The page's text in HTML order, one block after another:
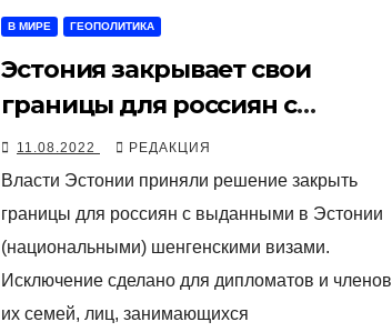
В МИРЕ ГЕОПОЛИТИКА
Эстония закрывает свои
границы для россиян с
шенгенскими визами
11.08.2022 РЕДАКЦИЯ
Власти Эстонии приняли решение закрыть
границы для россиян с выданными в Эстонии
(национальными) шенгенскими визами.
Исключение сделано для дипломатов и членов
их семей, лиц, занимающихся